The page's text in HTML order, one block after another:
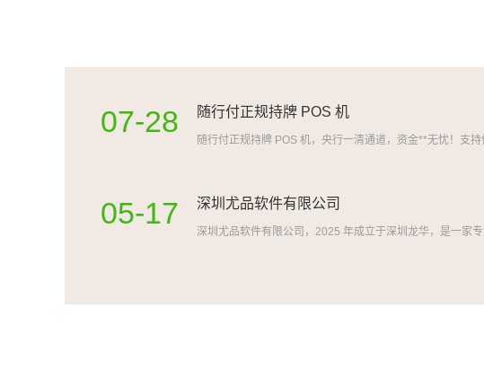
07-28 随行付正规持牌 POS 机
05-17 深圳尤品软件有限公司